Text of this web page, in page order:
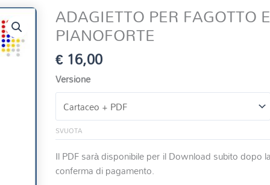
ADAGIETTO PER FAGOTTO
PIANOFORTE
€16,00
Versione
SVUOTA
Il PDF sarà disponibile per il Download subito dopo
conferma di pagamento.